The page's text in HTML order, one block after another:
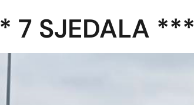
7 SJEDALA ***